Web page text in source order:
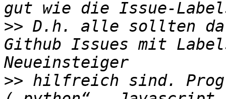
>> D.h. alle sollten
Github Issues mit
>> hilfreich sind.